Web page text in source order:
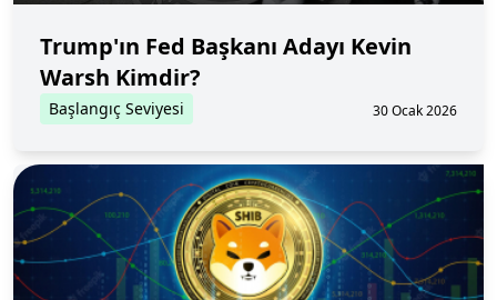
Trump'ın Fed Başkanı Adayı Kevin
Warsh Kimdir?
Başlangıç Seviyesi 30 Ocak 2026